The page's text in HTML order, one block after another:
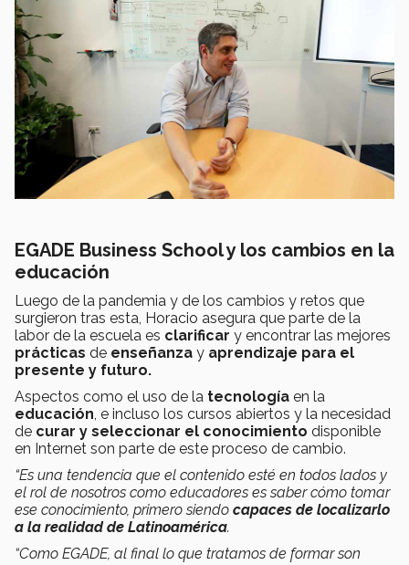
EGADE Business School y los cambios en la
educación
Luego de la pandemia y de los cambios y retos que
surgieron tras esta, Horacio asegura que parte de la
labor de la escuela es clarificar y encontrar las mejores
prácticas de enseñanza y aprendizaje para el
presente y futuro.
Aspectos como el uso de la tecnología en la
educación , e incluso los cursos abiertos y la necesidad
de curar y seleccionar el conocimiento disponible
en Internet son parte de este proceso de cambio.
“Es una tendencia que el contenido esté en todos lados y
el rol de nosotros como educadores es saber cómo tomar
ese conocimiento, primero siendo capaces de localizarlo
a la realidad de Latinoamérica.
“Como EGADE, al final lo que tratamos de formar son